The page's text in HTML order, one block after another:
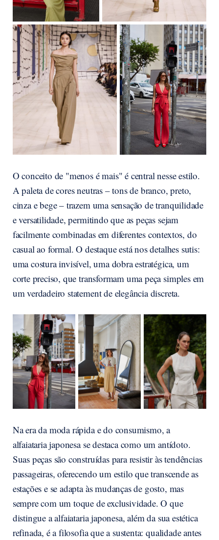
O conceito de "menos é mais" é central nesse estilo.
A paleta de cores neutras – tons de branco, preto,
cinza e bege – trazem uma sensação de tranquilidade
e versatilidade, permitindo que as peças sejam
facilmente combinadas em diferentes contextos, do
casual ao formal. O destaque está nos detalhes sutis:
uma costura invisível, uma dobra estratégica, um
corte preciso, que transformam uma peça simples em
um verdadeiro statement de elegância discreta.
Na era da moda rápida e do consumismo, a
alfaiataria japonesa se destaca como um antídoto.
Suas peças são construídas para resistir às tendências
passageiras, oferecendo um estilo que transcende as
estações e se adapta às mudanças de gosto, mas
sempre com um toque de exclusividade. O que
distingue a alfaiataria japonesa, além da sua estética
refinada, é a filosofia que a sustenta: qualidade antes